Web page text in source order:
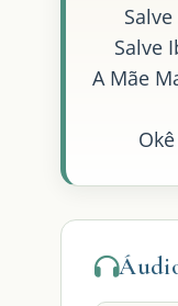
Salve
A Mãe